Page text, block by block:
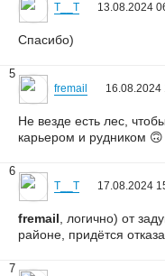
T__T 13.08.2024
Спасибо)
5
fremail 16.08.2024
Не везде есть лес,
карьером и рудником 🙃
6
T__T 17.08.2024
fremail , логично) от
районе, придётся
7